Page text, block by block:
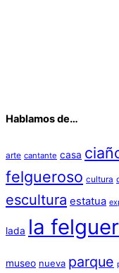
Hablamos de…
arte cantante casa
felgueroso cultura
escultura estatua
lada la
museo nueva parque